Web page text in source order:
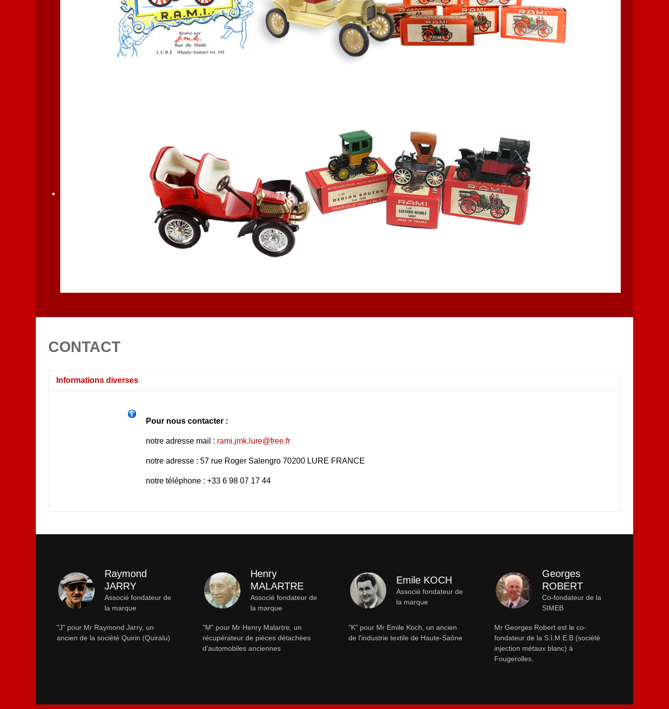
CONTACT
Informations diverses
Pour nous contacter :
notre adresse mail : rami.jmk.lure@free.fr
notre adresse : 57 rue Roger Salengro 70200 LURE FRANCE
notre téléphone : +33 6 98 07 17 44
Raymond
JARRY
Associé fondateur de
la marque
"J" pour Mr Raymond Jarry, un
ancien de la société Quirin (Quiralu)
Henry
MALARTRE
Associé fondateur de
la marque
"M" pour Mr Henry Malartre, un
récupérateur de pièces détachées
d'automobiles anciennes
Emile KOCH
Associé fondateur de
la marque
"K" pour Mr Emile Koch, un ancien
de l'industrie textile de Haute-Saône
Georges
ROBERT
Co-fondateur de la
SIMEB
Mr Georges Robert est le co-
fondateur de la S.I.M.E.B (société
injection métaux blanc) à
Fougerolles.